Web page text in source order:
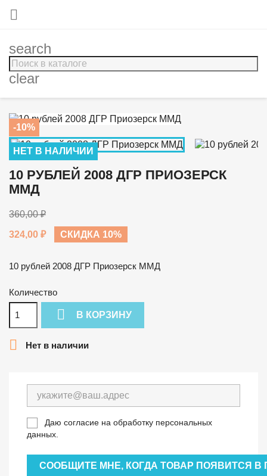

search
clear
-10%
НЕТ В НАЛИЧИИ
10 РУБЛЕЙ 2008 ДГР ПРИОЗЕРСК
ММД
360,00 ₽
324,00 ₽
СКИДКА 10%
10 рублей 2008 ДГР Приозерск ММД
Количество
 В КОРЗИНУ
 Нет в наличии
Даю согласие на обработку персональных
данных.
СООБЩИТЕ МНЕ, КОГДА ТОВАР ПОЯВИТСЯ В